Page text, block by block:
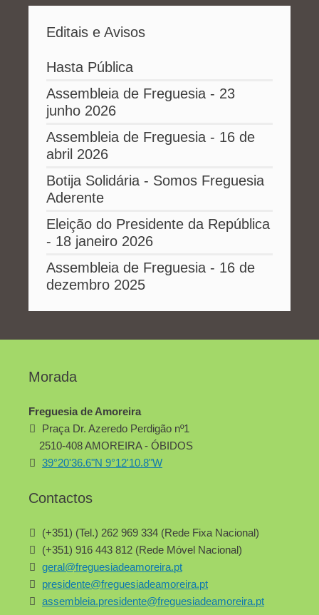
Editais e Avisos
Hasta Pública
Assembleia de Freguesia - 23
junho 2026
Assembleia de Freguesia - 16 de
abril 2026
Botija Solidária - Somos Freguesia
Aderente
Eleição do Presidente da República
- 18 janeiro 2026
Assembleia de Freguesia - 16 de
dezembro 2025
Morada
Freguesia de Amoreira
Praça Dr. Azeredo Perdigão nº1
2510-408 AMOREIRA - ÓBIDOS
39°20'36.6"N 9°12'10.8"W
Contactos
(+351) (Tel.) 262 969 334 (Rede Fixa Nacional)
(+351) 916 443 812 (Rede Móvel Nacional)
geral@freguesiadeamoreira.pt
presidente@freguesiadeamoreira.pt
assembleia.presidente@freguesiadeamoreira.pt